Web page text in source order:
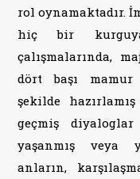
rol oynamaktadır.
hiç bir kurguya
çalışmalarında,
dört başı
şekilde
geçmiş
yaşanmış veya
anların,